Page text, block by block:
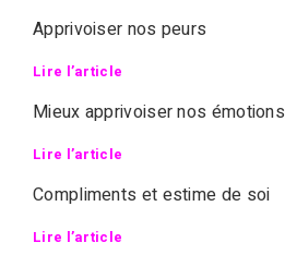
Apprivoiser nos peurs
Lire l’article
Mieux apprivoiser nos émotions
Lire l’article
Compliments et estime de soi
Lire l’article